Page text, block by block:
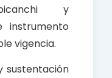
y
instrumento
vigencia.
sustentación